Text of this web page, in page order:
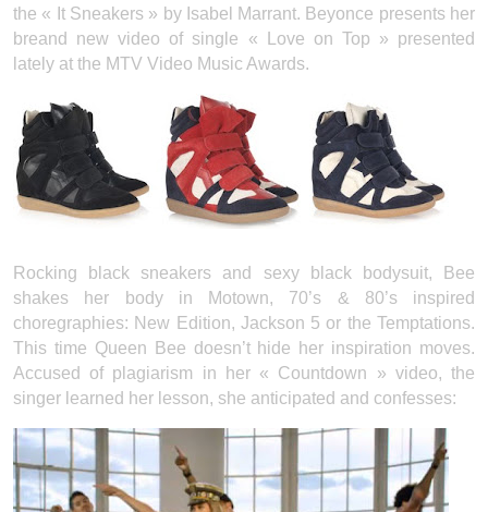
the « It Sneakers » by Isabel Marrant. Beyonce presents her
breand new video of single « Love on Top » presented
lately at the MTV Video Music Awards.
Rocking black sneakers and sexy black bodysuit, Bee
shakes her body in Motown, 70’s & 80’s inspired
choregraphies: New Edition, Jackson 5 or the Temptations.
This time Queen Bee doesn’t hide her inspiration moves.
Accused of plagiarism in her « Countdown » video, the
singer learned her lesson, she anticipated and confesses: